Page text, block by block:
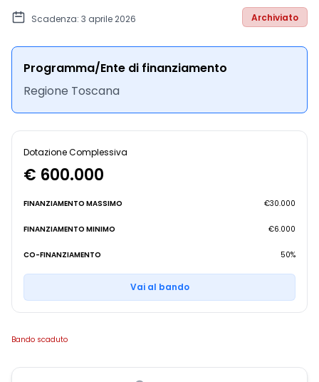
Scadenza: 3 aprile 2026 Archiviato
Programma/Ente di finanziamento
Regione Toscana
Dotazione Complessiva
€ 600.000
FINANZIAMENTO MASSIMO €30.000
FINANZIAMENTO MINIMO €6.000
CO-FINANZIAMENTO 50%
Vai al bando
Bando scaduto